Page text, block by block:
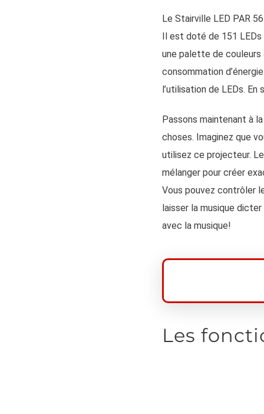
Le Stairville LED PAR
Il est doté de 151
une palette de couleurs
consommation
l’utilisation de LEDs.
Passons maintenant à
choses. Imaginez que
utilisez ce projecteur.
mélanger pour créer
Vous pouvez contrôler
laisser la musique
avec la musique!
Les